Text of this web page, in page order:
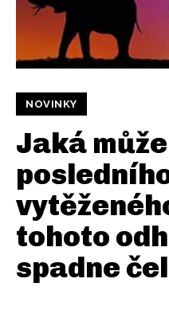
NOVINKY
Jaká
tohoto
spadne